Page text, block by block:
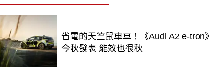
省電的天竺鼠車車！《Audi A2 e-tron》
今秋發表 能效也很秋